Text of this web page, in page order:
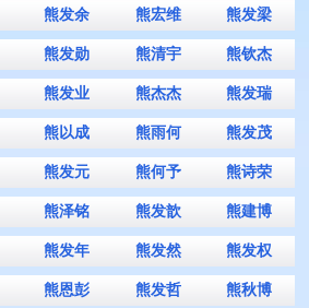
熊发余 熊宏维 熊发梁
熊发勋 熊清宇 熊钦杰
熊发业 熊杰杰 熊发瑞
熊以成 熊雨何 熊发茂
熊发元 熊何予 熊诗荣
熊泽铭 熊发歆 熊建博
熊发年 熊发然 熊发权
熊恩彭 熊发哲 熊秋博